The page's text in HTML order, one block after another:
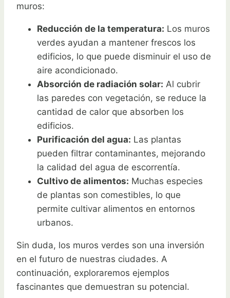
muros:
Reducción de la temperatura: Los muros
verdes ayudan a mantener frescos los
edificios, lo que puede disminuir el uso de
aire acondicionado.
Absorción de radiación solar: Al cubrir
las paredes con vegetación, se reduce la
cantidad de calor que absorben los
edificios.
Purificación del agua: Las plantas
pueden filtrar contaminantes, mejorando
la calidad del agua de escorrentía.
Cultivo de alimentos: Muchas especies
de plantas son comestibles, lo que
permite cultivar alimentos en entornos
urbanos.
Sin duda, los muros verdes son una inversión
en el futuro de nuestras ciudades. A
continuación, exploraremos ejemplos
fascinantes que demuestran su potencial.